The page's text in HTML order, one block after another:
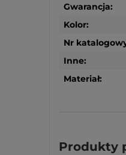
Gwarancja:
Kolor:
Nr
Inne:
Materiał:
Produkty